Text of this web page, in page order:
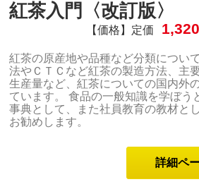
紅茶入門〈改訂版〉
【価格】定価 1,320
紅茶の原産地や品種など分類につい
法やＣＴＣなど紅茶の製造方法、主
生産量など、紅茶についての国内外
ています。 食品の一般知識を学ぼう
事典として、また社員教育の教材と
お勧めします。
詳細ペ